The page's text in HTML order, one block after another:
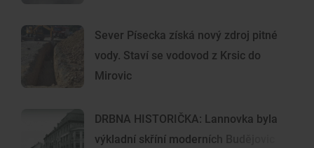
Sever Písecka získá nový zdroj pitné
vody. Staví se vodovod z Krsic do
Mirovic
DRBNA HISTORIČKA: Lannovka byla
výkladní skříní moderních Budějovic